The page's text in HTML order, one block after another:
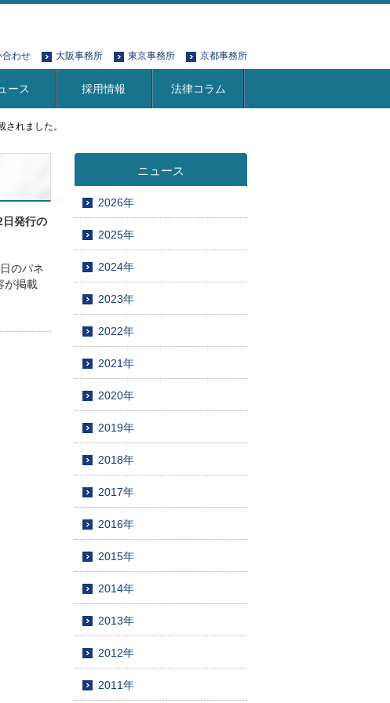
合わせ 大阪事務所 東京事務所 京都事務所
ース 採用情報 法律コラム
れました。
日発行の
のパネ
が掲載
ニュース
2026年
2025年
2024年
2023年
2022年
2021年
2020年
2019年
2018年
2017年
2016年
2015年
2014年
2013年
2012年
2011年